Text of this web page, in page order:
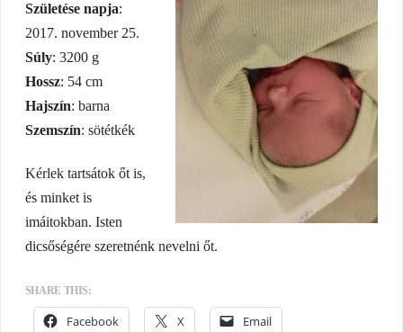
Születése napja:
2017. november 25.
Súly: 3200 g
Hossz: 54 cm
Hajszín: barna
Szemszín: sötétkék
Kérlek tartsátok őt is,
és minket is
imáitokban. Isten
dicsőségére szeretnénk nevelni őt.
SHARE THIS:
Facebook X Email